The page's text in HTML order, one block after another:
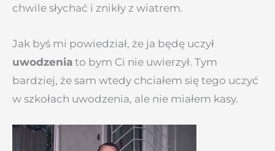
chwile słychać i znikły z wiatrem.
Jak byś mi powiedział, że ja będę uczył
uwodzenia to bym Ci nie uwierzył. Tym
bardziej, że sam wtedy chciałem się tego uczyć
w szkołach uwodzenia, ale nie miałem kasy.